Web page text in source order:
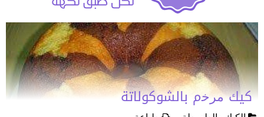
كيك ﻣﺮﺧم بالشوكولاتة